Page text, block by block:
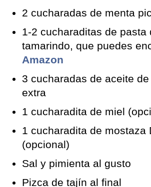
2 cucharadas de menta
1-2 cucharaditas de pasta
tamarindo, que puedes
Amazon
3 cucharadas de aceite
extra
1 cucharadita de miel
1 cucharadita de mostaza
(opcional)
Sal y pimienta al gusto
Pizca de tajín al final